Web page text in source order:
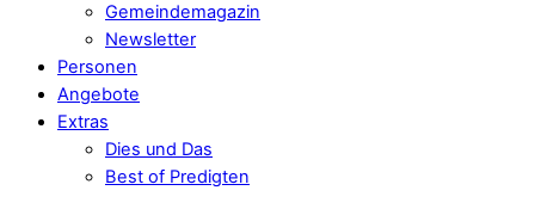
Gemeindemagazin
Newsletter
Personen
Angebote
Extras
Dies und Das
Best of Predigten